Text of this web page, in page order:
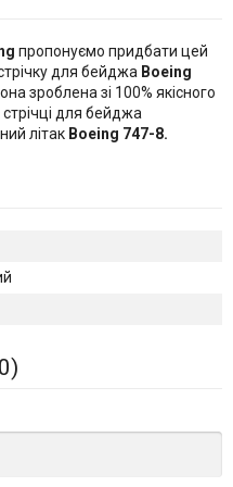
пропонуємо придбати цей
для бейджа Boeing
зроблена зі 100% якісного
для бейджа
літак Boeing 747-8.
)